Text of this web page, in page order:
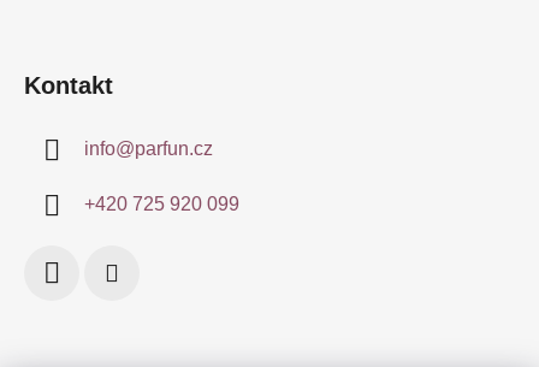
Kontakt
info@parfun.cz
+420 725 920 099